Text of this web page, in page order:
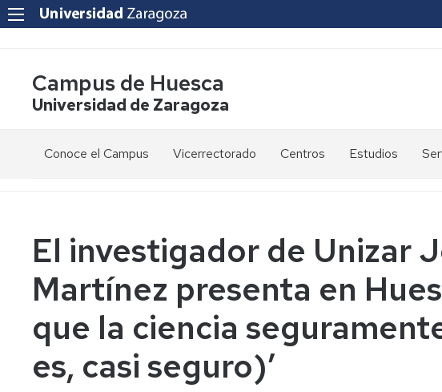
Campus de Huesca
Universidad de Zaragoza
Conoce el Campus
Vicerrectora
de
Gobierno
Dónde
estamos
Imágenes
Vicerrectorado
el
Vicerrectorado
Lenguas
Modernas
Cursos
Español
lengua
Extranjera
Servicios
Secretaría
Vicerrectorado
Servicio
de
Calidad
Centros Estudios
Estudios
postgrado
permanente
El investigador de Unizar
Martínez presenta en
que la ciencia
es, casi seguro)’